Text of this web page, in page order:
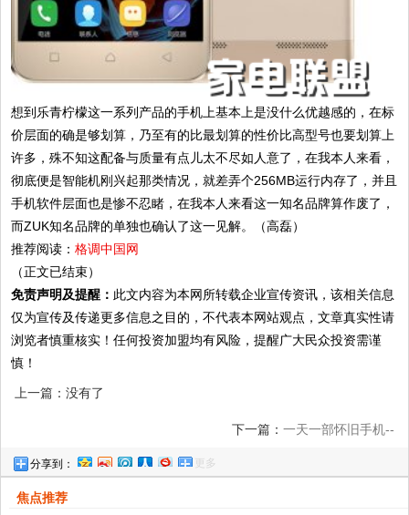
想到乐青柠檬这一系列产品的手机上基本上是没什么优越感的，在标
价层面的确是够划算，乃至有的比最划算的性价比高型号也要划算上
许多，殊不知这配备与质量有点儿太不尽如人意了，在我本人来看，
彻底便是智能机刚兴起那类情况，就差弄个256MB运行内存了，并且
手机软件层面也是惨不忍睹，在我本人来看这一知名品牌算作废了，
而ZUK知名品牌的单独也确认了这一见解。（高磊）
推荐阅读：格调中国网
（正文已结束）
免责声明及提醒： 此文内容为本网所转载企业宣传资讯，该相关信息
仅为宣传及传递更多信息之目的，不代表本网站观点，文章真实性请
浏览者慎重核实！任何投资加盟均有风险，提醒广大民众投资需谨
慎！
上一篇：没有了
下一篇： 一天一部怀旧手机--
分享到： 更多
焦点推荐